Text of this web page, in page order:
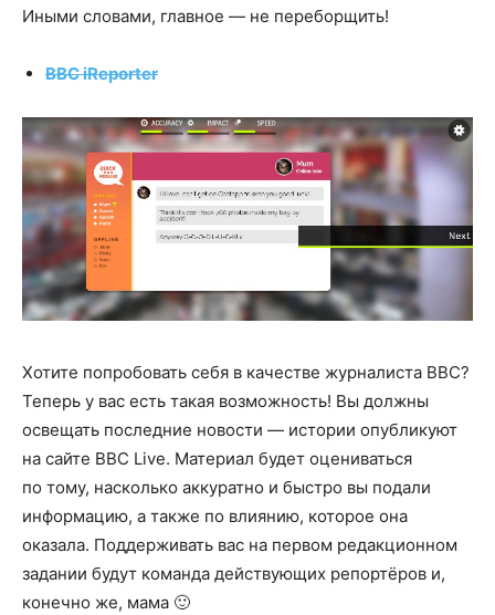
Иными словами, главное — не переборщить!
BBC iReporter
Хотите попробовать себя в качестве журналиста BBC?
Теперь у вас есть такая возможность! Вы должны
освещать последние новости — истории опубликуют
на сайте BBC Live. Материал будет оцениваться
по тому, насколько аккуратно и быстро вы подали
информацию, а также по влиянию, которое она
оказала. Поддерживать вас на первом редакционном
задании будут команда действующих репортёров и,
конечно же, мама 🙂